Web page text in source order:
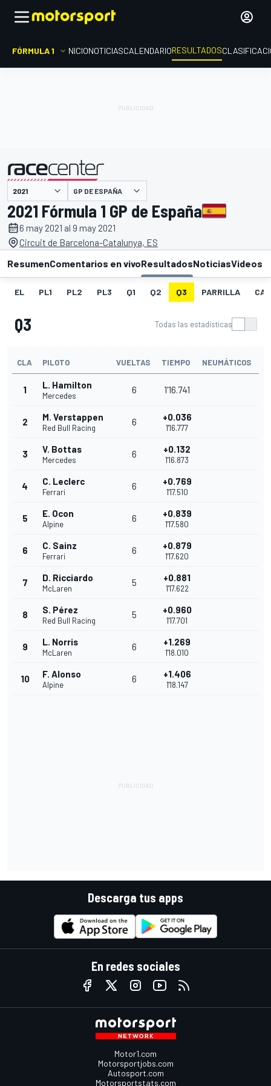
FÓRMULA 1 INICIONOTICIASCALENDARIORESULTADOS
presentado por GP DE ESPAÑA
2021 Fórmula 1 GP de España
6 may 2021 al 9 may 2021
Circuit de Barcelona-Catalunya, ES
ResumenComentarios en vivoResultadosNoticiasVideos
EL PL1 PL2 PL3 Q1 Q2 Q3 PARRILLA
Q3 Todas las estadísticas
CLA PILOTO VUELTAS TIEMPO NEUMÁTICOS
1 L. Hamilton
Mercedes
6 1'16.741
2 M. Verstappen
Red Bull Racing
6 +0.036
1'16.777
3 V. Bottas
Mercedes
6 +0.132
1'16.873
4 C. Leclerc
Ferrari
6 +0.769
1'17.510
5 E. Ocon
Alpine
6 +0.839
1'17.580
6 C. Sainz
Ferrari
6 +0.879
1'17.620
7 D. Ricciardo
McLaren
5 +0.881
1'17.622
8 S. Pérez
Red Bull Racing
5 +0.960
1'17.701
9 L. Norris
McLaren
6 +1.269
1'18.010
10 F. Alonso
Alpine
6 +1.406
1'18.147
Descarga tus apps
En redes sociales
Motor1.com
Motorsportjobs.com
Autosport.com
Motorsportstats.com